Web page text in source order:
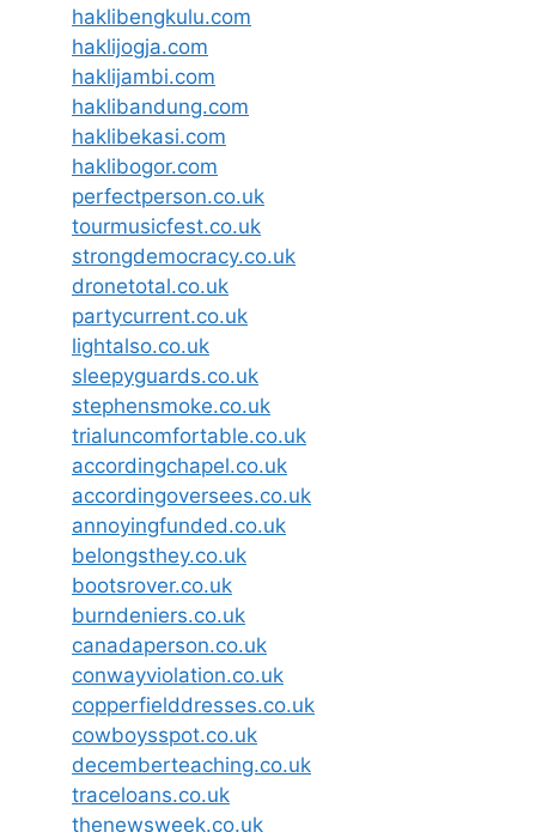
haklibengkulu.com
haklijogja.com
haklijambi.com
haklibandung.com
haklibekasi.com
haklibogor.com
perfectperson.co.uk
tourmusicfest.co.uk
strongdemocracy.co.uk
dronetotal.co.uk
partycurrent.co.uk
lightalso.co.uk
sleepyguards.co.uk
stephensmoke.co.uk
trialuncomfortable.co.uk
accordingchapel.co.uk
accordingoversees.co.uk
annoyingfunded.co.uk
belongsthey.co.uk
bootsrover.co.uk
burndeniers.co.uk
canadaperson.co.uk
conwayviolation.co.uk
copperfielddresses.co.uk
cowboysspot.co.uk
decemberteaching.co.uk
traceloans.co.uk
thenewsweek.co.uk